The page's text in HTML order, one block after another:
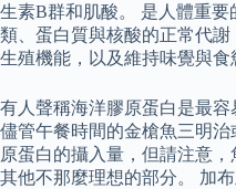
生素B群和肌酸。 是人體重
類、蛋白質與核酸的正常代
生殖機能，以及維持味覺與食
有人聲稱海洋膠原蛋白是最容
儘管午餐時間的金槍魚三明
原蛋白的攝入量，但請注意
其他不那麼理想的部分。 加